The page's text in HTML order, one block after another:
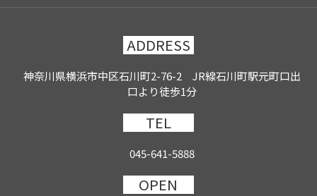
ADDRESS
神奈川県横浜市中区石川町2-76-2 JR線石川町駅元町口出
口より徒歩1分
TEL
045-641-5888
OPEN